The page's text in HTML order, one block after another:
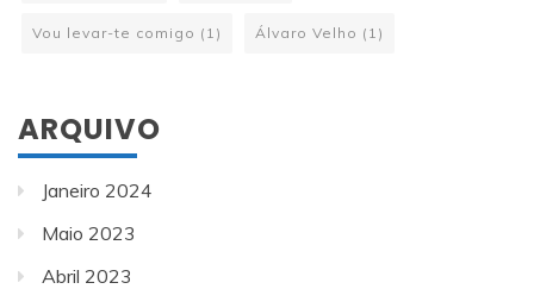
Vou levar-te comigo (1) Álvaro Velho (1)
ARQUIVO
Janeiro 2024
Maio 2023
Abril 2023